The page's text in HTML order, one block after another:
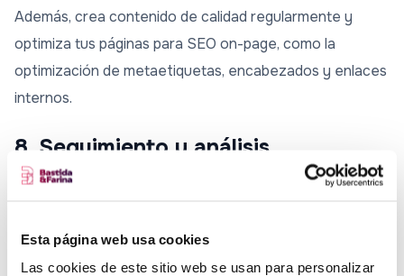
Esta página web usa cookies
Las cookies de este sitio web se usan para personalizar
Además, crea contenido de calidad regularmente y
optimiza tus páginas para SEO on-page, como la
optimización de metaetiquetas, encabezados y enlaces
internos.
8. Seguimiento y análisis
Finalmente, la optimización continua es esencial para
herramientas de análisis web para
comportamiento de los visitantes y las